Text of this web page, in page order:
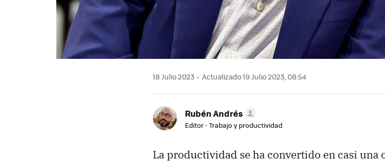
18 Julio 2023 Actualizado 19 Julio 2023, 08:54
Rubén Andrés
Editor - Trabajo y productividad
La productividad se ha convertido en casi una